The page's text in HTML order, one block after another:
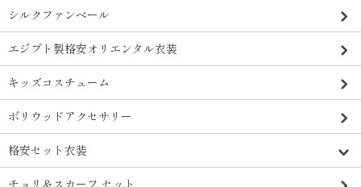
シルクファンベール
エジプト製格安オリエンタル衣装
キッズコスチューム
ボリウッドアクセサリー
格安セット衣装